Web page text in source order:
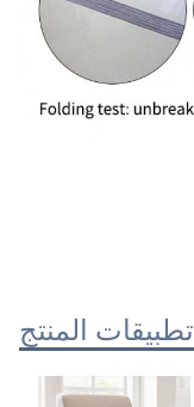
تطبيقات المنتج